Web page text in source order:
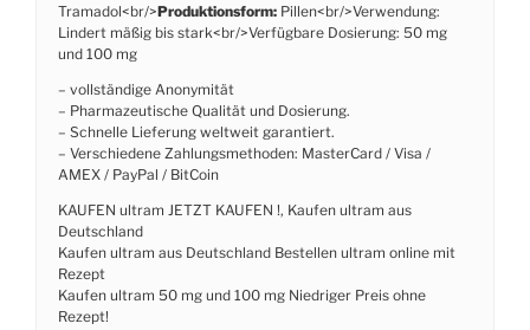
Tramadol<br/>Produktionsform: Pillen<br/>Verwendung:
Lindert mäßig bis stark<br/>Verfügbare Dosierung: 50 mg
und 100 mg
– vollständige Anonymität
– Pharmazeutische Qualität und Dosierung.
– Schnelle Lieferung weltweit garantiert.
– Verschiedene Zahlungsmethoden: MasterCard / Visa /
AMEX / PayPal / BitCoin
KAUFEN ultram JETZT KAUFEN !, Kaufen ultram aus
Deutschland
Kaufen ultram aus Deutschland Bestellen ultram online mit
Rezept
Kaufen ultram 50 mg und 100 mg Niedriger Preis ohne
Rezept!